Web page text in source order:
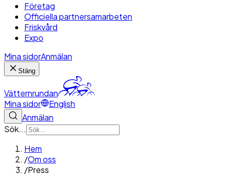
Företag
Officiella partnersamarbeten
Friskvård
Expo
Mina sidorAnmälan
Stäng
Vätternrundan
Mina sidor
English
Anmälan
Sök...
Hem
/Om oss
/Press